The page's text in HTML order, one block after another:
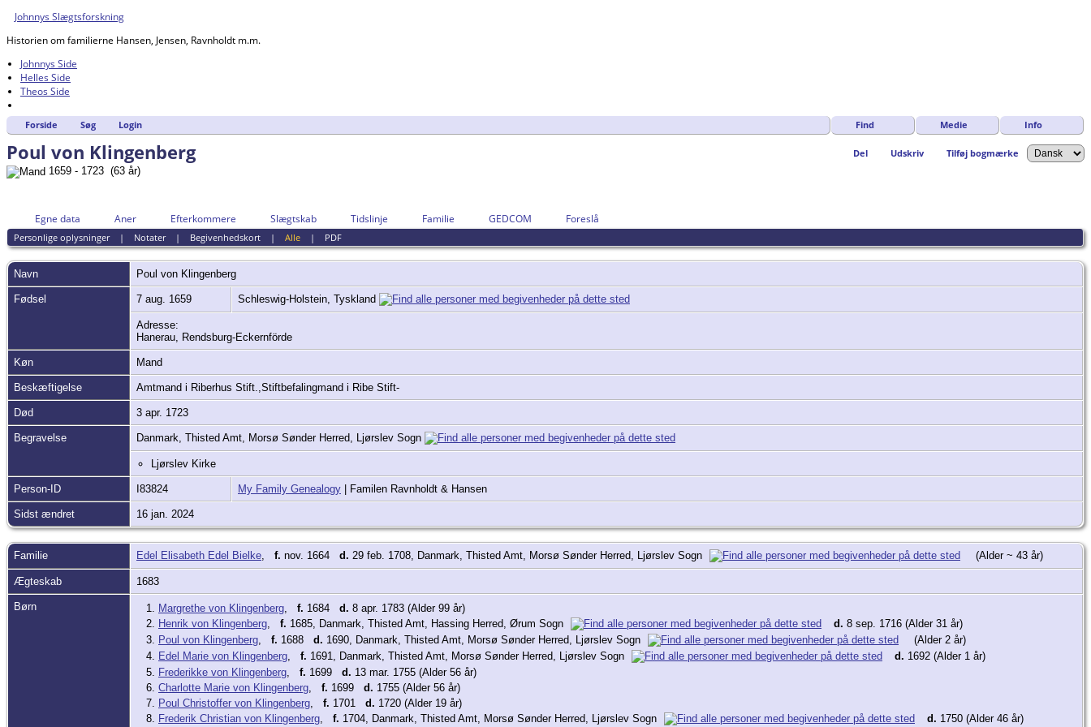
Johnnys Slægtsforskning
Historien om familierne Hansen, Jensen, Ravnholdt m.m.
Johnnys Side
Helles Side
Theos Side
Find Medie Info
Forside Søg Login
Del Udskriv Tilføj bogmærke
Poul von Klingenberg
1659 - 1723 (63 år)
Egne data Aner Efterkommere Slægtskab Tidslinje Familie GEDCOM Foreslå
Personlige oplysninger| Notater| Begivenhedskort| Alle| PDF
Navn Poul von Klingenberg
Fødsel 7 aug. 1659 Schleswig-Holstein, Tyskland
Adresse:
Hanerau, Rendsburg-Eckernförde
Køn Mand
Beskæftigelse Amtmand i Riberhus Stift.,Stiftbefalingmand i Ribe Stift-
Død 3 apr. 1723
Begravelse Danmark, Thisted Amt, Morsø Sønder Herred, Ljørslev Sogn
Ljørslev Kirke
Person-ID I83824 My Family Genealogy | Familen Ravnholdt & Hansen
Sidst ændret 16 jan. 2024
Familie Edel Elisabeth Edel Bielke, f. nov. 1664 d. 29 feb. 1708, Danmark, Thisted Amt, Morsø Sønder Herred, Ljørslev Sogn (Alder ~ 43 år)
Ægteskab 1683
Børn 1. Margrethe von Klingenberg, f. 1684 d. 8 apr. 1783 (Alder 99 år)
2. Henrik von Klingenberg, f. 1685, Danmark, Thisted Amt, Hassing Herred, Ørum Sogn d. 8 sep. 1716 (Alder 31 år)
3. Poul von Klingenberg, f. 1688 d. 1690, Danmark, Thisted Amt, Morsø Sønder Herred, Ljørslev Sogn
(Alder 2 år)
4. Edel Marie von Klingenberg, f. 1691, Danmark, Thisted Amt, Morsø Sønder Herred, Ljørslev Sogn d. 1692 (Alder 1 år)
5. Frederikke von Klingenberg, f. 1699 d. 13 mar. 1755 (Alder 56 år)
6. Charlotte Marie von Klingenberg, f. 1699 d. 1755 (Alder 56 år)
7. Poul Christoffer von Klingenberg, f. 1701 d. 1720 (Alder 19 år)
8. Frederik Christian von Klingenberg, f. 1704, Danmark, Thisted Amt, Morsø Sønder Herred, Ljørslev Sogn d. 1750 (Alder 46 år)